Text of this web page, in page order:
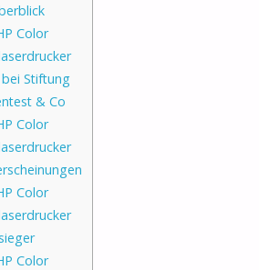
Color
Stiftung
& Co
Color
Color
Color